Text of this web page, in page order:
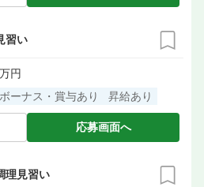
習い
円
ボーナス・賞与あり 昇給あり
応募画面へ
理見習い